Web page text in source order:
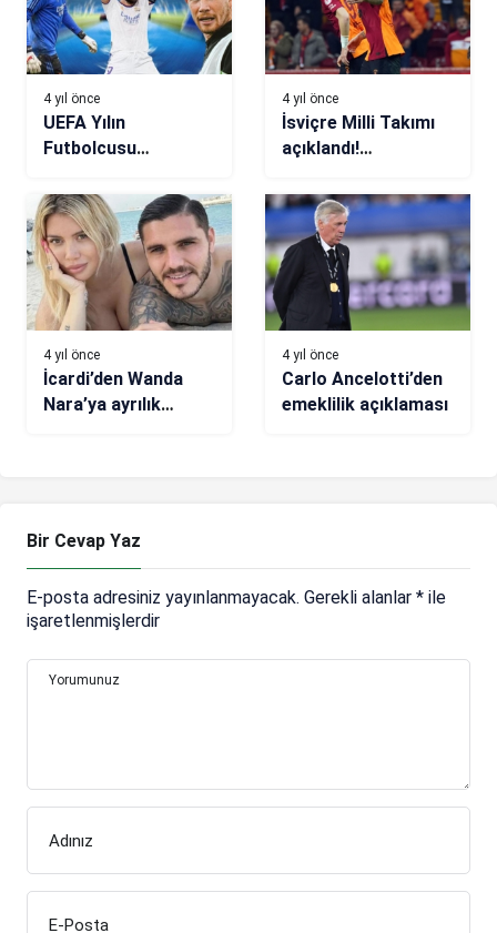
4 yıl önce
UEFA Yılın
Futbolcusu
açıklandı! İşte o liste
4 yıl önce
İsviçre Milli Takımı
açıklandı!
4 yıl önce
İcardi’den Wanda
Nara’ya ayrılık
4 yıl önce
Carlo Ancelotti’den
emeklilik açıklaması
Bir Cevap Yaz
E-posta adresiniz yayınlanmayacak. Gerekli alanlar * ile
işaretlenmişlerdir
Yorumunuz
Adınız
E-Posta